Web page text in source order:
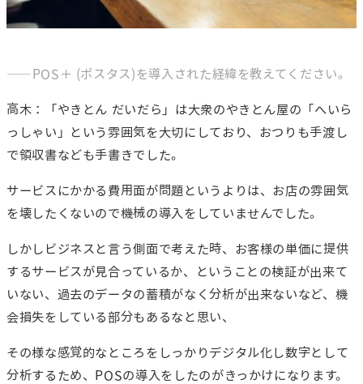
――POS＋ (ポスタス)を導入された経緯を教えてください。
高木：「やきとん だいだら」は大衆のやきとん屋の「へいら
っしゃい」という雰囲気を大切にしており、おつりも手渡し
で領収書なども手書きでした。
サービスにかかる費用面が問題というよりは、お店の雰囲気
を壊したくないので機械の導入をしていませんでした。
しかしビジネスと言う側面で考えた時、お客様の単価に提供
するサービスが見合っているか、ということの検証が出来て
いない、過去のデータの蓄積がなく分析が出来ないなど、機
会損失をしている部分もあるなと思い、
その様な感覚的なところをしっかりデジタル化し数字として
分析するため、POSの導入をしたのがきっかけになります。